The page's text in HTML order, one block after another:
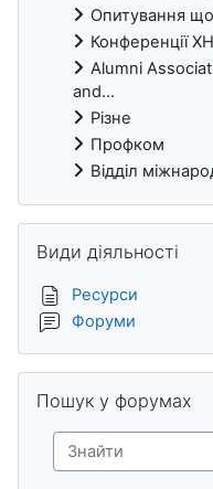
Опитування
Конференції
Alumni
and...
Різне
Профком
Відділ
Види діяльності
Ресурси
Форуми
Пошук у форумах
Знайти